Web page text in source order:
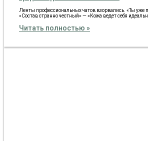
Ленты профессиональных чатов взорвались. «Ты уже
«Состав странно честный» — «Кожа ведет себя
Читать полностью »